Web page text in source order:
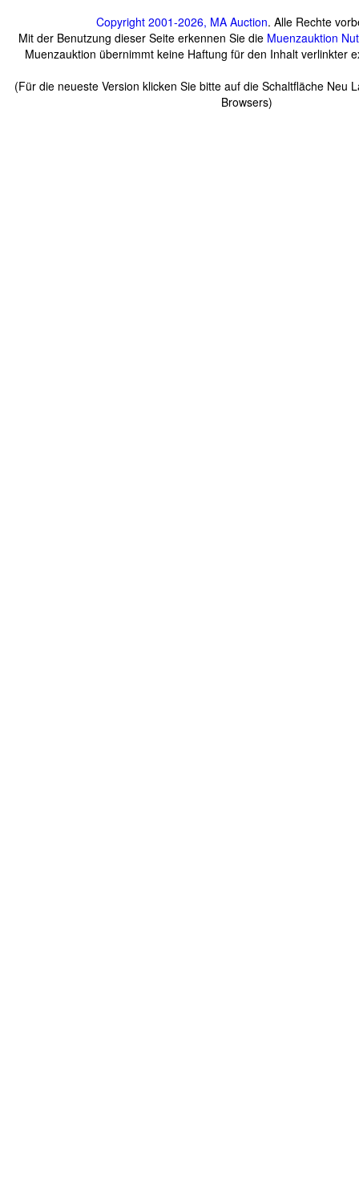
Copyright 2001-2026, MA Auction. Alle Rechte
Mit der Benutzung dieser Seite erkennen Sie die Muenzauktion
Muenzauktion übernimmt keine Haftung für den Inhalt verlinkter
(Für die neueste Version klicken Sie bitte auf die Schaltfläche Neu
Browsers)